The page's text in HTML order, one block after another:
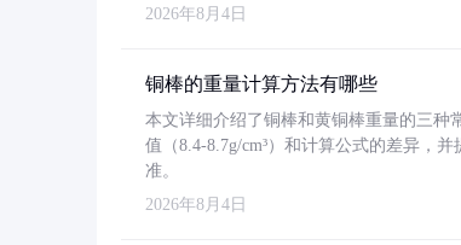
2026年8月4日
铜棒的重量计算方法有哪些
本文详细介绍了铜棒和黄铜棒重量的三种
值（8.4-8.7g/cm³）和计算公式的差异，
准。
2026年8月4日